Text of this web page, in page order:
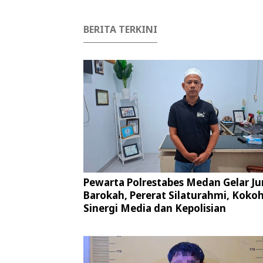
BERITA TERKINI
Pewarta Polrestabes Medan Gelar
Barokah, Pererat Silaturahmi,
Sinergi Media dan Kepolisian